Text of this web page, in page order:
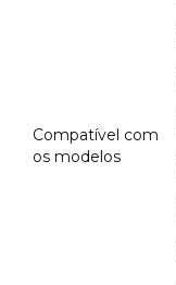
Compatível com
os modelos